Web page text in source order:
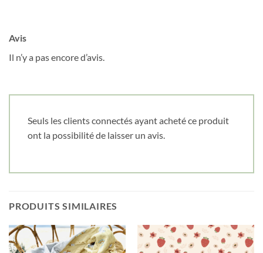
Avis
Il n’y a pas encore d’avis.
Seuls les clients connectés ayant acheté ce produit
ont la possibilité de laisser un avis.
PRODUITS SIMILAIRES
Cliquez ici pour obtenir votre 10%